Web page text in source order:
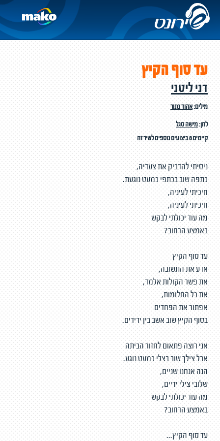
עד סוף הקיץ
דני ליטני
מילים:אהוד מנור
לחן:מישה סגל
קיימים 8 ביצועים נוספים לשיר זה
ניסיתי להדביק את צעדיה,
כתפה שוב בכתפי כמעט נוגעת.
חיכיתי לעיניה,
חיכיתי לעיניה,
מה עוד יכולתי לבקש
באמצע הרחוב?
עד סוף הקיץ
אדע את התשובה,
את פשר הקולות אלמד,
את כל החלומות,
אפתור את הפחדים
בסוף הקיץ שוב אשב בין ידידים.
אני רוצה פתאום לחזור הביתה
אבל צילך שוב בצלי כמעט נוגע.
הנה אנחנו שניים,
שלובי צילי ידיים,
מה עוד יכולתי לבקש
באמצע הרחוב?
עד סוף הקיץ...